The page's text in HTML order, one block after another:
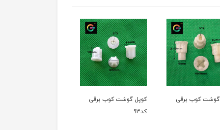
کوپل گوشت کوب برقی
کوپل گوشت کوب برقی